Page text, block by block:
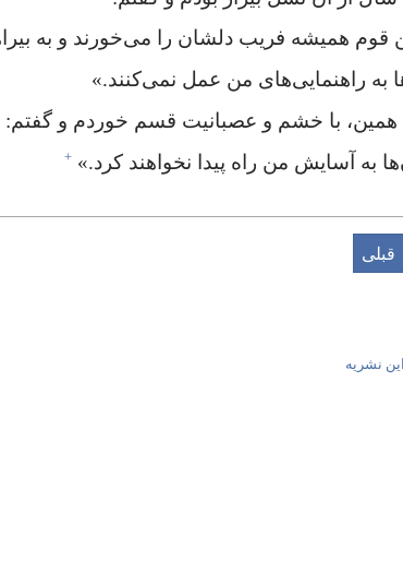
قوم همیشه فریب دلشان را می‌خورند و به
به راهنمایی‌های من عمل نمی‌کنند.‏»‏
همین،‏ با خشم و عصبانیت قسم خوردم و گفتم:‏
به آسایش من راه پیدا نخواهند کرد.‏»‏ +
قبلی
نشریه